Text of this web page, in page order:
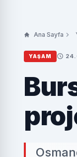
Ana Sayfa
YAŞAM